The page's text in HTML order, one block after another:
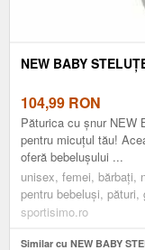
NEW BABY
104,99 RON
Păturica cu șnur NEW
pentru micuțul tău!
oferă bebelușului ...
unisex, femei, bărbați,
pentru bebeluși, pături,
sportisimo.ro
Similar cu NEW BABY